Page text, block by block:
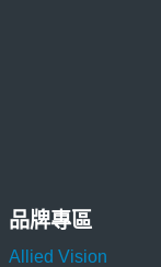
品牌專區
Allied Vision